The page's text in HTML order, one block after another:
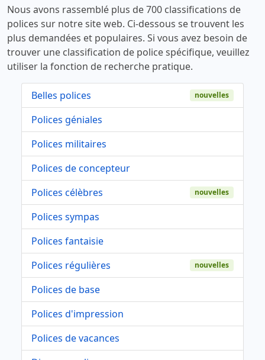
Nous avons rassemblé plus de 700 classifications de
polices sur notre site web. Ci-dessous se trouvent les
plus demandées et populaires. Si vous avez besoin de
trouver une classification de police spécifique, veuillez
utiliser la fonction de recherche pratique.
Belles polices nouvelles
Polices géniales
Polices militaires
Polices de concepteur
Polices célèbres
nouvelles
Polices sympas
Polices fantaisie
Polices régulières
nouvelles
Polices de base
Polices d'impression
Polices de vacances